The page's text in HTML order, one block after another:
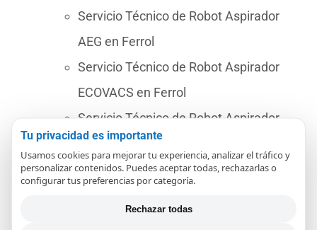
Servicio Técnico de Robot Aspirador
AEG en Ferrol
Servicio Técnico de Robot Aspirador
ECOVACS en Ferrol
Servicio Técnico de Robot Aspirador
SOLAC en Ferrol
Servicio Técnico de Robot Aspirador
Tu privacidad es importante
Usamos cookies para mejorar tu experiencia, analizar el tráfico y
personalizar contenidos. Puedes aceptar todas, rechazarlas o
configurar tus preferencias por categoría.
Rechazar todas